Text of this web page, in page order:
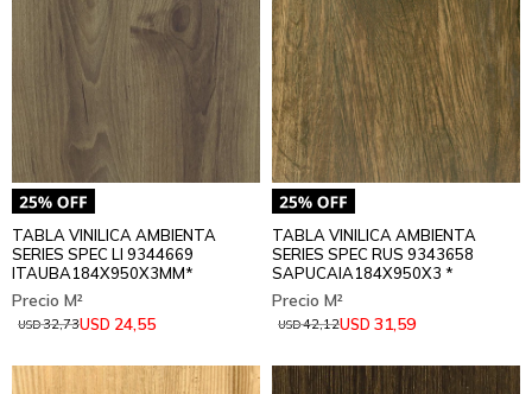
TABLA VINILICA AMBIENTA
SERIES SPEC LI 9344669
ITAUBA184X950X3MM*
USD 24,55
USD32,73
TABLA VINILICA AMBIENTA
SERIES SPEC RUS 9343658
SAPUCAIA184X950X3 *
USD 31,59
USD42,12